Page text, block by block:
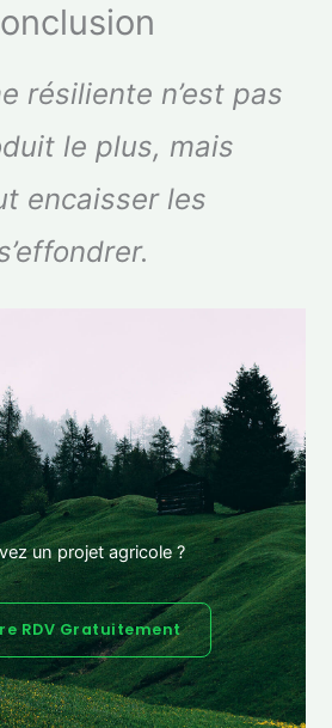
résiliente n’est pas
le plus, mais
encaisser les
un projet agricole ?
RDV Gratuitement